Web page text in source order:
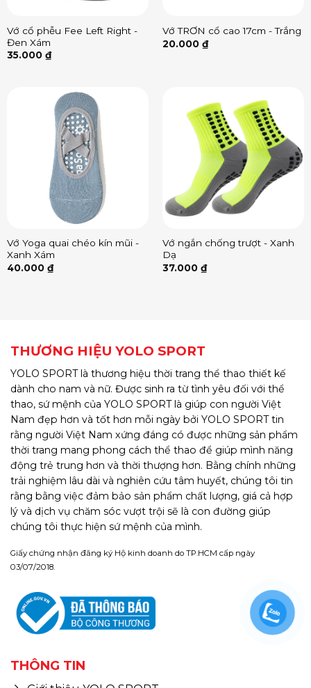
Vớ cổ phễu Fee Left Right -
Đen Xám
35.000 ₫
Vớ TRƠN cổ cao 17cm - Trắng
20.000 ₫
Vớ Yoga quai chéo kín mũi -
Xanh Xám
40.000 ₫
Vớ ngắn chống trượt - Xanh
Dạ
37.000 ₫
THƯƠNG HIỆU YOLO SPORT
YOLO SPORT là thương hiệu thời trang thể thao thiết kế
dành cho nam và nữ. Được sinh ra từ tình yêu đối với thể
thao, sứ mệnh của YOLO SPORT là giúp con người Việt
Nam đẹp hơn và tốt hơn mỗi ngày bởi YOLO SPORT tin
rằng người Việt Nam xứng đáng có được những sản phẩm
thời trang mang phong cách thể thao để giúp mình năng
động trẻ trung hơn và thời thượng hơn. Bằng chính những
trải nghiệm lâu dài và nghiên cứu tâm huyết, chúng tôi tin
rằng bằng việc đảm bảo sản phẩm chất lượng, giá cả hợp
lý và dịch vụ chăm sóc vượt trội sẽ là con đường giúp
chúng tôi thực hiện sứ mệnh của mình.
Giấy chứng nhận đăng ký Hộ kinh doanh do TP.HCM cấp ngày
03/07/2018.
THÔNG TIN